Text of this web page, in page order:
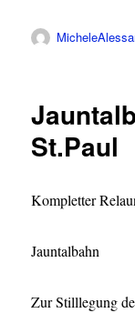
Autor
St.Paul
Kompletter
Jauntalbahn
Zur Stilllegung